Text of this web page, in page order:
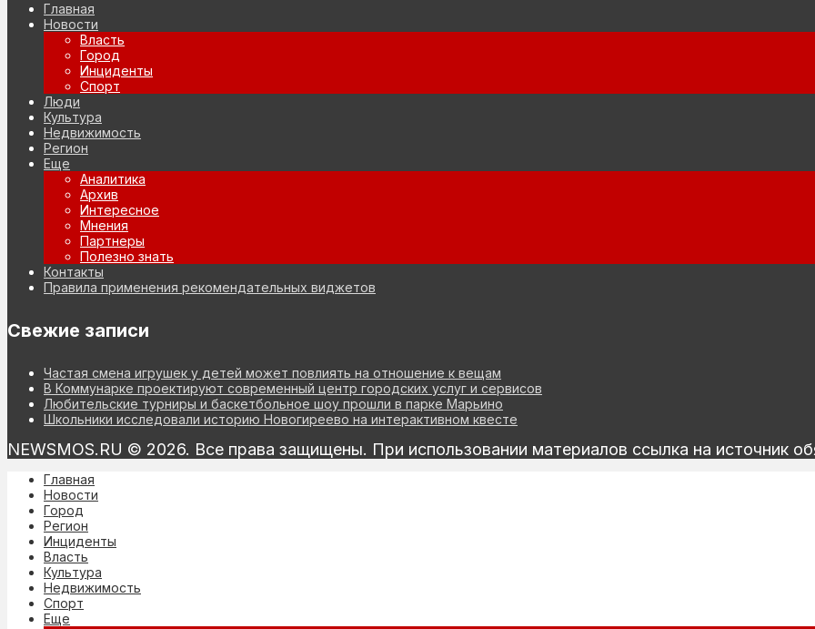
Главная
Новости
Власть
Город
Инциденты
Спорт
Люди
Культура
Недвижимость
Регион
Еще
Аналитика
Архив
Интересное
Мнения
Партнеры
Полезно знать
Контакты
Правила применения рекомендательных виджетов
Свежие записи
Частая смена игрушек у детей может повлиять на отношение к вещам
В Коммунарке проектируют современный центр городских услуг и сервисов
Любительские турниры и баскетбольное шоу прошли в парке Марьино
Школьники исследовали историю Новогиреево на интерактивном квесте
NEWSMOS.RU © 2026. Все права защищены. При использовании материалов ссылка на источник
Главная
Новости
Город
Регион
Инциденты
Власть
Культура
Недвижимость
Спорт
Еще